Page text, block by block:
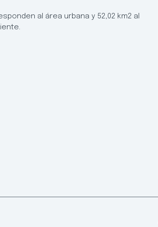
al área urbana y 52,02 km2 al